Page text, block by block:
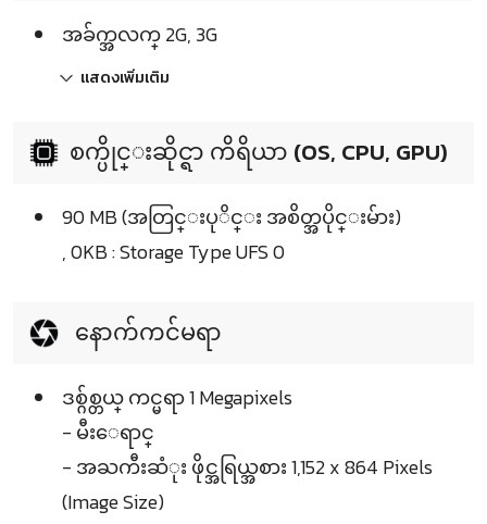
အခ်က္အလက္ 2G, 3G
แสดงเพิ่มเติม
စက္ပိုင္းဆိုင္ရာ ကိရိယာ (OS, CPU, GPU)
90 MB (အတြင္းပုိင္း အစိတ္အပိုင္းမ်ား)
, 0KB : Storage Type UFS 0
နောက်ကင်မရာ
ဒစ္ဂ်စ္တယ္ ကင္မရာ 1 Megapixels
- မီးေရာင္
- အႀကီးဆံုး ဖိုင္အရြယ္အစား 1,152 x 864 Pixels
(Image Size)